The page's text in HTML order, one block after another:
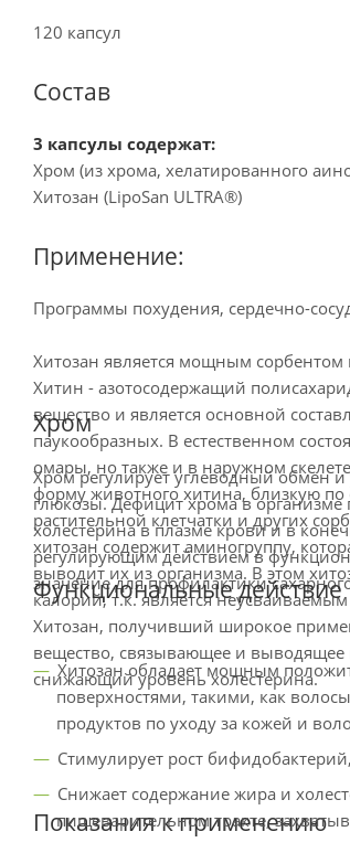
120 капсул
Состав
3 капсулы содержат:
Хром (из хрома, хелатированного
Хитозан (LipoSan ULTRA®)
Применение:
Программы похудения, сердечно-
Хитозан является мощным
Хитин - азотосодержащий
вещество и является основной
паукообразных. В естественном
омары, но также и в наружном
форму животного хитина, близкую по
растительной клетчатки и других
хитозан содержит аминогруппу,
выводит их из организма. В этом
калорий, т.к. является
Хитозан, получивший широкое
вещество, связывающее и
снижающий уровень холестерина.
Хром
Хром регулирует углеводный обмен
глюкозы. Дефицит хрома в
холестерина в плазме крови и в
регулирующим действием в
значение для профилактики
Функциональные действие
Хитозан обладает мощным
поверхностями, такими, как
продуктов по уходу за кожей и
Стимулирует рост
Снижает содержание жира и
пищеварительном тракте,
Показания к применению